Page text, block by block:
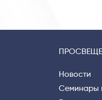
Новости
Семинары